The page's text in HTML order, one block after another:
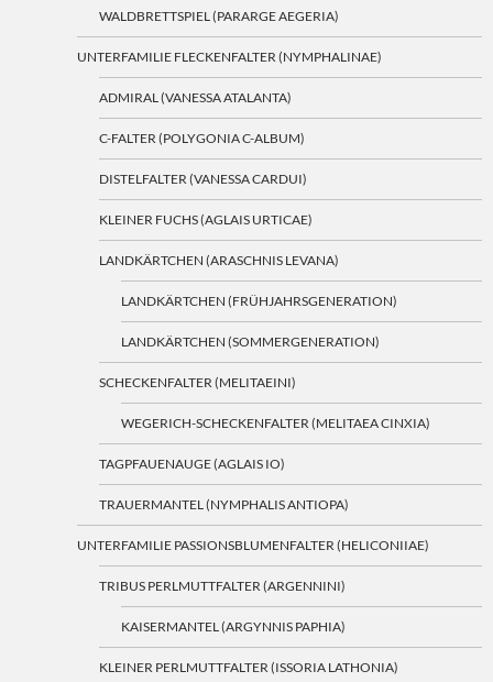
WALDBRETTSPIEL (PARARGE AEGERIA)
UNTERFAMILIE FLECKENFALTER (NYMPHALINAE)
ADMIRAL (VANESSA ATALANTA)
C-FALTER (POLYGONIA C-ALBUM)
DISTELFALTER (VANESSA CARDUI)
KLEINER FUCHS (AGLAIS URTICAE)
LANDKÄRTCHEN (ARASCHNIS LEVANA)
LANDKÄRTCHEN (FRÜHJAHRSGENERATION)
LANDKÄRTCHEN (SOMMERGENERATION)
SCHECKENFALTER (MELITAEINI)
WEGERICH-SCHECKENFALTER (MELITAEA CINXIA)
TAGPFAUENAUGE (AGLAIS IO)
TRAUERMANTEL (NYMPHALIS ANTIOPA)
UNTERFAMILIE PASSIONSBLUMENFALTER (HELICONIIAE)
TRIBUS PERLMUTTFALTER (ARGENNINI)
KAISERMANTEL (ARGYNNIS PAPHIA)
KLEINER PERLMUTTFALTER (ISSORIA LATHONIA)